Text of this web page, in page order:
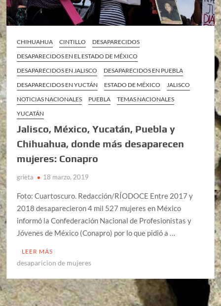
CHIHUAHUA CINTILLO
DESAPARECIDOS
DESAPARECIDOS EN EL ESTADO DE MÉXICO
DESAPARECIDOS EN JALISCO
DESAPARECIDOS EN PUEBLA
DESAPARECIDOS EN YUCTÁN
ESTADO DE MÉXICO
JALISCO
NOTICIAS NACIONALES
PUEBLA
TEMAS NACIONALES
YUCATÁN
Jalisco, México, Yucatán, Puebla y
Chihuahua, donde más desaparecen
mujeres: Conapro
grieta 18 marzo, 2019
Foto: Cuartoscuro. Redacción/RÍODOCE Entre 2017 y
2018 desaparecieron 4 mil 527 mujeres en México
informó la Confederación Nacional de Profesionistas y
Jóvenes de México (Conapro) por lo que pidió a …
LEER MÁS
desaparicion de mujeres